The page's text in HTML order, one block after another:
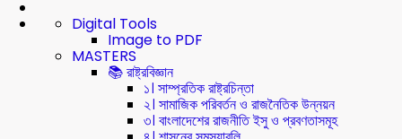
Digital Tools
Image to PDF
MASTERS
📚 রাষ্ট্রবিজ্ঞান
১। সাম্প্রতিক রাষ্ট্রচিন্তা
২। সামাজিক পরিবর্তন ও রাজনৈতিক উন্নয়ন
৩। বাংলাদেশের রাজনীতি ইসু ও প্রবণতাসমূহ